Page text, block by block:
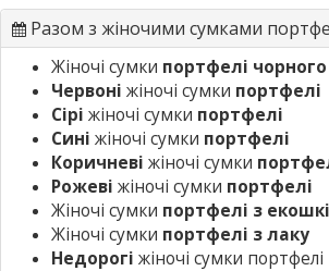
Разом з жіночими сумками
Жіночі сумки портфелі
Червоні жіночі сумки портфелі
Сірі жіночі сумки портфелі
Сині жіночі сумки портфелі
Коричневі жіночі сумки
Рожеві жіночі сумки портфелі
Жіночі сумки портфелі з
Жіночі сумки портфелі з лаку
Недорогі жіночі сумки портфелі